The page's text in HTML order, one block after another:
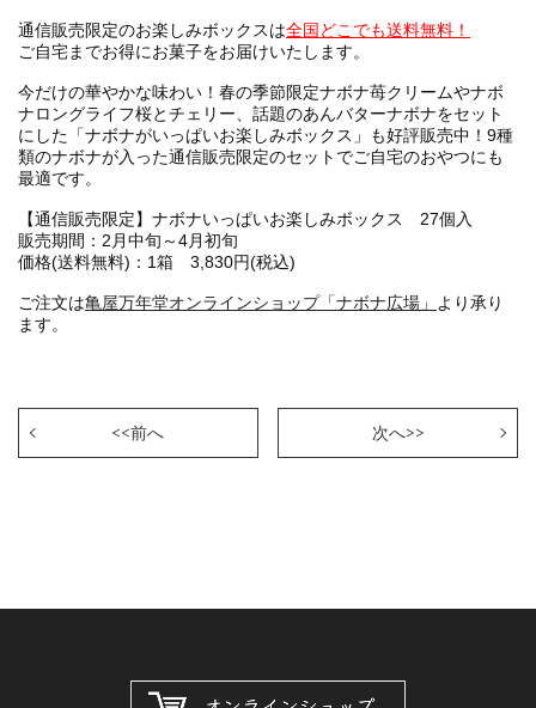
通信販売限定のお楽しみボックスは全国どこでも送料無料！
ご自宅までお得にお菓子をお届けいたします。
今だけの華やかな味わい！春の季節限定ナボナ苺クリームやナボ
ナロングライフ桜とチェリー、話題のあんバターナボナをセット
にした「ナボナがいっぱいお楽しみボックス」も好評販売中！9種
類のナボナが入った通信販売限定のセットでご自宅のおやつにも
最適です。
【通信販売限定】ナボナいっぱいお楽しみボックス 27個入
販売期間：2月中旬～4月初旬
価格(送料無料)：1箱 3,830円(税込)
ご注文は亀屋万年堂オンラインショップ「ナボナ広場」
より承り
ます。
<<前へ 次へ>>